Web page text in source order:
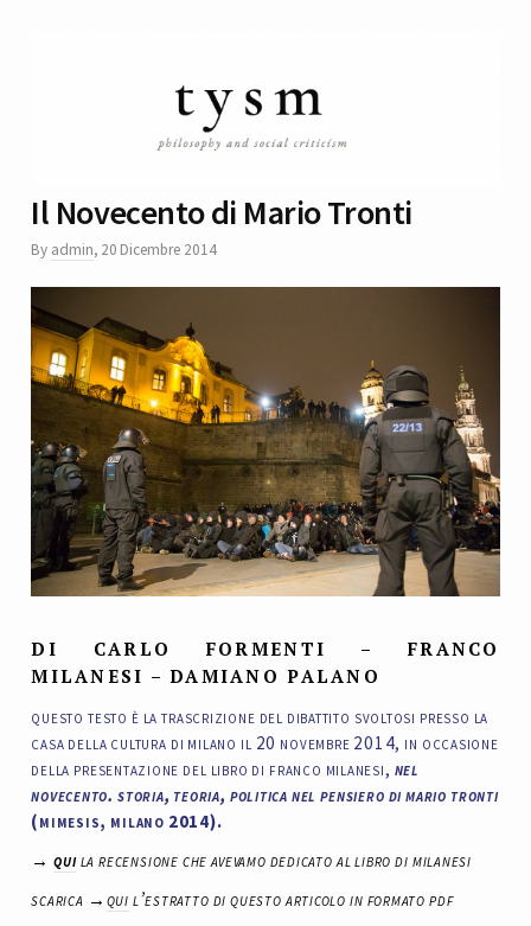
Il Novecento di Mario Tronti
By admin, 20 Dicembre 2014
DI CARLO FORMENTI – FRANCO
MILANESI – DAMIANO PALANO
questo testo è la trascrizione del dibattito svoltosi presso la
casa della cultura di milano il 20 novembre 2014, in occasione
della presentazione del libro di franco milanesi, nel
novecento. storia, teoria, politica nel pensiero di mario tronti
(mimesis, milano 2014).
→quila recensione che avevamo dedicato al libro di milanesi
scarica → qui l’estratto di questo articolo in formato pdf